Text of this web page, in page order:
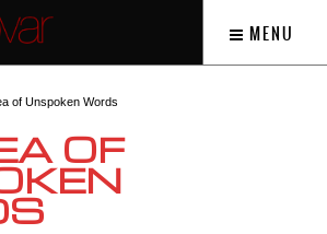
MENU
of Unspoken Words
OF